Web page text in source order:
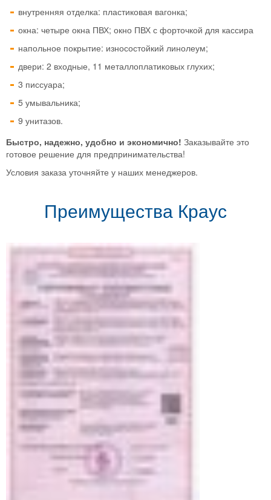
внутренняя отделка: пластиковая вагонка;
окна: четыре окна ПВХ; окно ПВХ с форточкой для кассира
напольное покрытие: износостойкий линолеум;
двери: 2 входные, 11 металлоплатиковых глухих;
3 писсуара;
5 умывальника;
9 унитазов.
Быстро, надежно, удобно и экономично! Заказывайте это
готовое решение для предпринимательства!
Условия заказа уточняйте у наших менеджеров.
Преимущества Краус